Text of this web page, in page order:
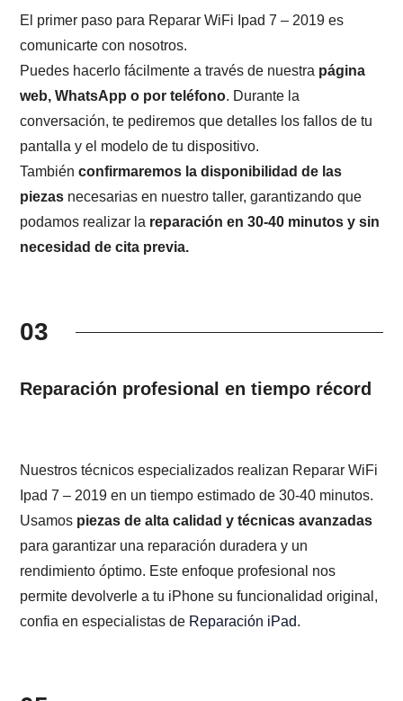
El primer paso para Reparar WiFi Ipad 7 – 2019 es
comunicarte con nosotros.
Puedes hacerlo fácilmente a través de nuestra página
web, WhatsApp o por teléfono. Durante la
conversación, te pediremos que detalles los fallos de tu
pantalla y el modelo de tu dispositivo.
Tambiénconfirmaremos la disponibilidad de las
piezas necesarias en nuestro taller, garantizando que
podamos realizar la reparación en 30-40 minutos y sin
necesidad de cita previa.
03
Reparación profesional en tiempo récord
Nuestros técnicos especializados realizan Reparar WiFi
Ipad 7 – 2019 en un tiempo estimado de 30-40 minutos.
Usamos piezas de alta calidad y técnicas avanzadas
para garantizar una reparación duradera y un
rendimiento óptimo. Este enfoque profesional nos
permite devolverle a tu iPhone su funcionalidad original,
confia en especialistas de Reparación iPad.